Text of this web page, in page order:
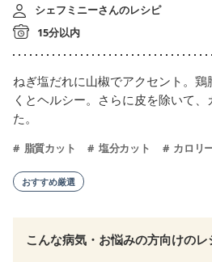
シェフミニーさんのレシピ
15分以内
ねぎ塩だれに山椒でアクセント。
くとヘルシー。さらに皮を除いて
た。
脂質カット 塩分カット カロリ
おすすめ厳選
こんな病気・お悩みの方向けのレ